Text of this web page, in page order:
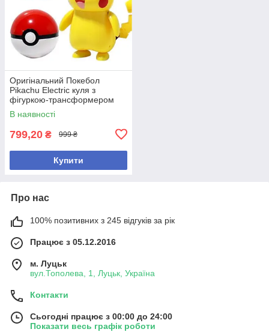
Оригінальний Покебол
Pikachu Electric куля з
фігуркою-трансформером
Покемон Пікачу
В наявності
799,20 ₴ 999 ₴
Купити
Про нас
100% позитивних з 245 відгуків за рік
Працює з 05.12.2016
м. Луцьк
вул.Тополева, 1, Луцьк, Україна
Контакти
Сьогодні працює з 00:00 до 24:00
Показати весь графік роботи